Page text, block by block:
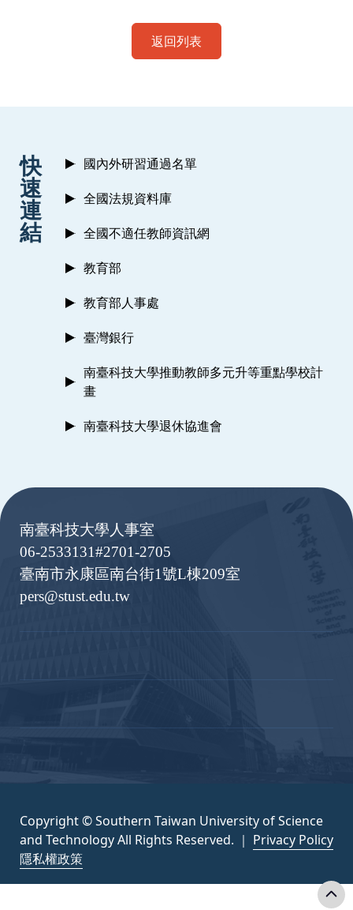
返回列表
:::
快
速
連
結
國內外研習通過名單
全國法規資料庫
全國不適任教師資訊網
教育部
教育部人事處
臺灣銀行
南臺科技大學推動教師多元升等重點學校計
畫
南臺科技大學退休協進會
南臺科技大學人事室
06-2533131#2701-2705
臺南市永康區南台街1號L棟209室
pers@stust.edu.tw
Copyright © Southern Taiwan University of Science
and Technology All Rights Reserved. ｜ Privacy Policy
隱私權政策